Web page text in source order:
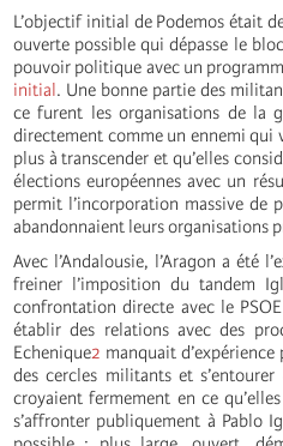
L’objectif initial de Podemos était
ouverte possible qui dépasse le
pouvoir politique avec un
initial. Une bonne partie des
ce furent les organisations de la
directement comme un ennemi qui
plus à transcender et qu’elles
élections européennes avec un
permit l’incorporation massive de
abandonnaient leurs organisations
Avec l’Andalousie, l’Aragon a été
freiner l’imposition du tandem
confrontation directe avec le
établir des relations avec des
Echenique2 manquait
des cercles militants et
croyaient fermement en ce
s’affronter publiquement à Pablo